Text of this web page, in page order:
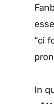
“ci
In